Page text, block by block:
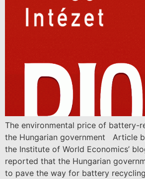
The environmental price of battery-
the Hungarian government Article
the Institute of World Economics’
reported that the Hungarian
to pave the way for battery